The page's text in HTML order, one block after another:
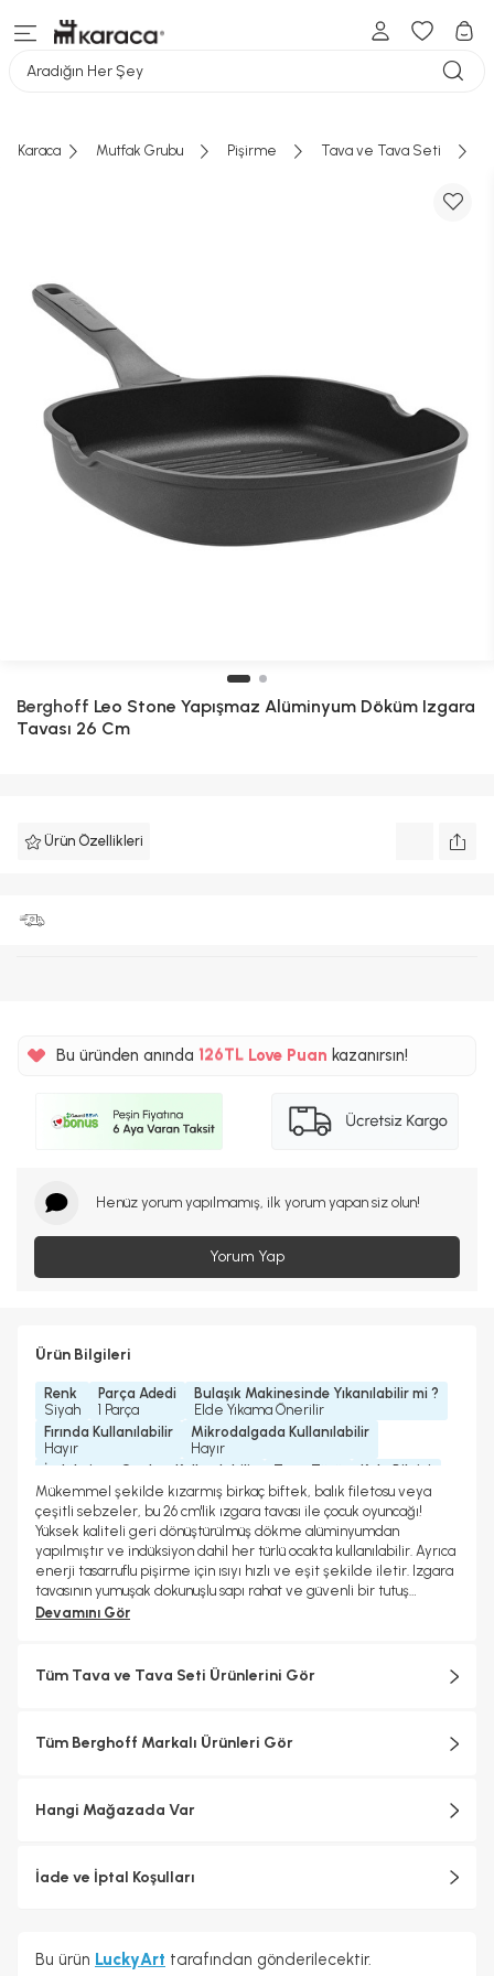
Aradığın Her Şey
Karaca Mutfak Grubu Pişirme Tava ve Tava Seti
Berghoff Leo Stone Yapışmaz Alüminyum Döküm Izgara
Tavası 26 Cm
Ürün Özellikleri
Bu üründen anında 126TLLove Puankazanırsın!
Henüz yorum yapılmamış, ilk yorum yapan siz olun!
Yorum Yap
Ürün Bilgileri
Renk
Siyah
Parça Adedi
1 Parça
Bulaşık Makinesinde Yıkanılabilir mi ?
Elde Yıkama Önerilir
Fırında Kullanılabilir
Hayır
Mikrodalgada Kullanılabilir
Hayır
İndüksiyon Ocakta Kullanılabilir
Evet
Tava Türü
Tekli Tava
Kulp Bilgisi
Bakalit Kulp
Mükemmel şekilde kızarmış birkaç biftek, balık filetosu veya
çeşitli sebzeler, bu 26 cm'lik ızgara tavası ile çocuk oyuncağı!
Yüksek kaliteli geri dönüştürülmüş dökme alüminyumdan
yapılmıştır ve indüksiyon dahil her türlü ocakta kullanılabilir. Ayrıca
enerji tasarruflu pişirme için ısıyı hızlı ve eşit şekilde iletir. Izgara
tavasının yumuşak dokunuşlu sapı rahat ve güvenli bir tutuş
sağlarken, yükseltilmiş ızgara çizgileri tipik ızgara izlerini bırakır
sıvıların dökülmesini kolaylaştırır. Yüksek kaliteli, sağlıklı seramik
downdraft egzoz sistemleri dahil tüm ocaklar için uygundur Enerji
yiyecek bırakma Kolay temizlenir Kullanımı kolay hafif
Malzemesi: Bakım ve Kullanım: Elde yıkanması önerilir
Devamını Gör
Tüm Tava ve Tava Seti Ürünlerini Gör
Tüm Berghoff Markalı Ürünleri Gör
Hangi Mağazada Var
İade ve İptal Koşulları
Bu ürün LuckyArt tarafından gönderilecektir.